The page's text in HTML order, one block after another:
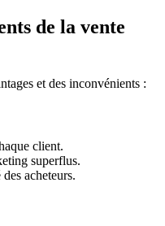
de la vente
et des inconvénients :
client.
superflus.
acheteurs.